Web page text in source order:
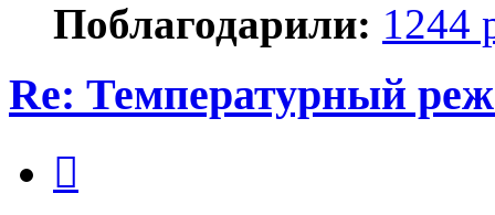
Поблагодарили: 1244
Re: Температурный